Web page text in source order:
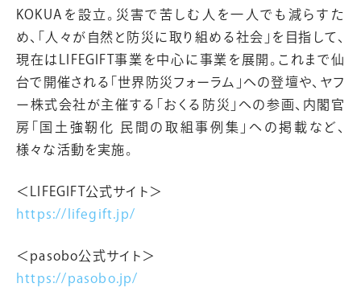
KOKUAを設立。災害で苦しむ人を一人でも減らすた
め、「人々が自然と防災に取り組める社会」を目指して、
現在はLIFEGIFT事業を中心に事業を展開。これまで仙
台で開催される「世界防災フォーラム」への登壇や、ヤフ
ー株式会社が主催する「おくる防災」への参画、内閣官
房「国土強靭化 民間の取組事例集」への掲載など、
様々な活動を実施。
＜LIFEGIFT公式サイト＞
https://lifegift.jp/
＜pasobo公式サイト＞
https://pasobo.jp/